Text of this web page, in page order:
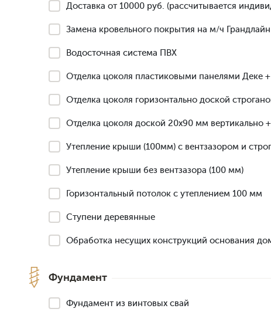
Доставка от 10000 руб. (рассчитывается
Замена кровельного покрытия на м/ч
Водосточная система ПВХ
Отделка цоколя пластиковыми панелями Деке
Отделка цоколя горизонтально доской
Отделка цоколя доской 20х90 мм вертикально
Утепление крыши (100мм) с вентзазором и
Утепление крыши без вентзазора (100 мм)
Горизонтальный потолок с утеплением 100 мм
Ступени деревянные
Обработка несущих конструкций основания
Фундамент
Фундамент из винтовых свай